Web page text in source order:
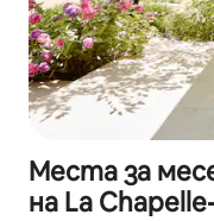
Места за
на La